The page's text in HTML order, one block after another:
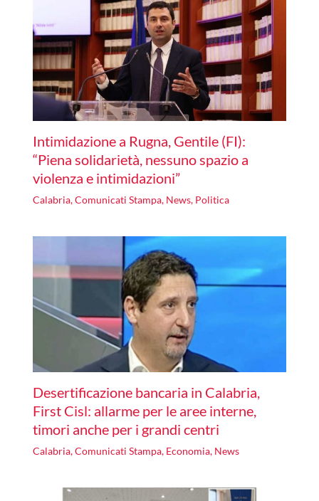
Intimidazione a Rugna, Gentile (FI):
“Piena solidarietà, nessuno spazio a
violenza e intimidazioni”
Calabria,Comunicati Stampa, News, Politica
Desertificazione bancaria in Calabria,
First Cisl: allarme per le aree interne,
timori anche per i grandi centri
Calabria,Comunicati Stampa, Economia, News